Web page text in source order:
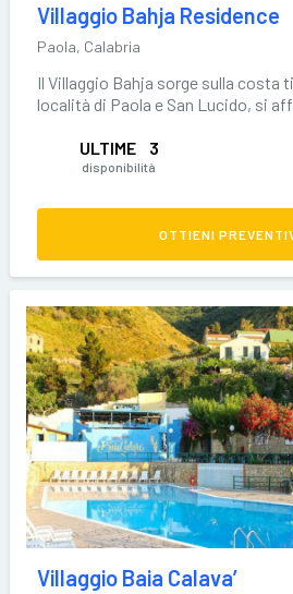
Villaggio Bahja Residence
Paola, Calabria
Il Villaggio Bahja sorge sulla costa
località di Paola e San Lucido, si
ULTIME
3
disponibilità
OTTIENI
Villaggio Baia Calava’